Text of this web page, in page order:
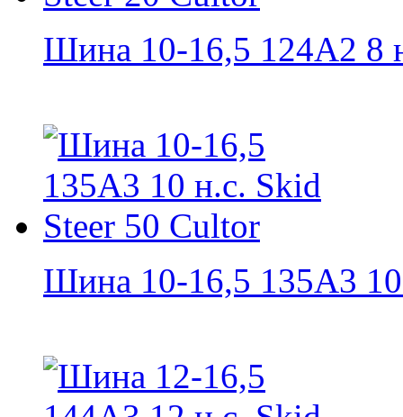
Шина 10-16,5 124A2 8
Шина 10-16,5 135A3